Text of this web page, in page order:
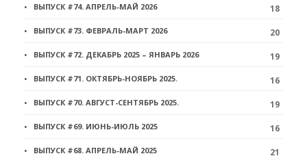
ВЫПУСК #74. АПРЕЛЬ-МАЙ 2026 18
ВЫПУСК #73. ФЕВРАЛЬ-МАРТ 2026 20
ВЫПУСК #72. ДЕКАБРЬ 2025 – ЯНВАРЬ 2026 19
ВЫПУСК #71. ОКТЯБРЬ-НОЯБРЬ 2025. 16
ВЫПУСК #70. АВГУСТ-СЕНТЯБРЬ 2025. 19
ВЫПУСК #69. ИЮНЬ-ИЮЛЬ 2025 16
ВЫПУСК #68. АПРЕЛЬ-МАЙ 2025 21